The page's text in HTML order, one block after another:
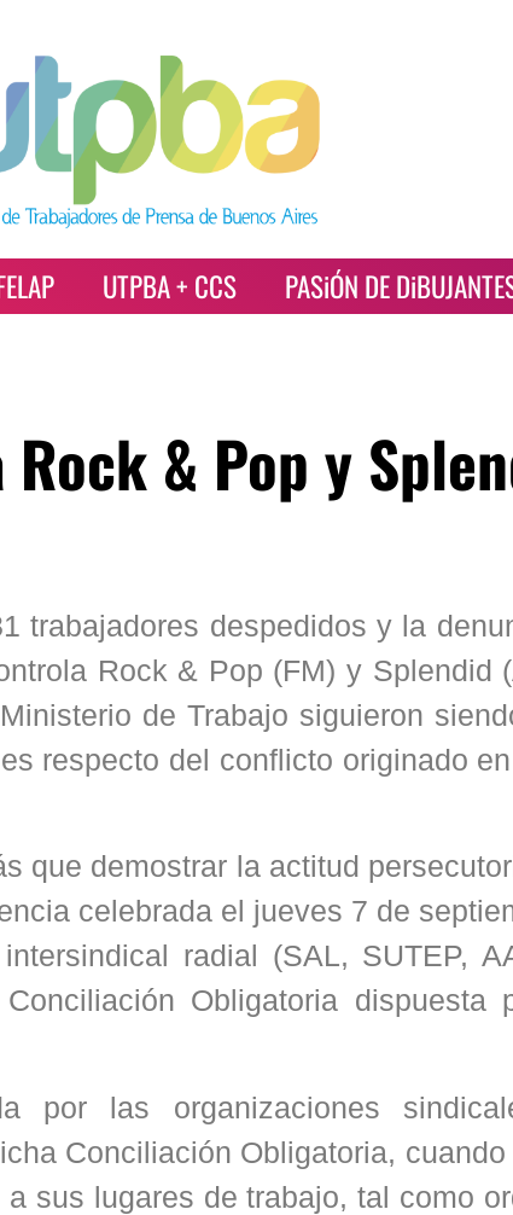
UTPBA + CCS PASiÓN DE
& Pop y
trabajadores despedidos y la
Rock & Pop (FM) y Splendid
de Trabajo siguieron
respecto del conflicto originado
que demostrar la actitud
celebrada el jueves 7 de
radial (SAL, SUTEP,
Obligatoria dispuesta
por las organizaciones
Conciliación Obligatoria,
sus lugares de trabajo, tal como